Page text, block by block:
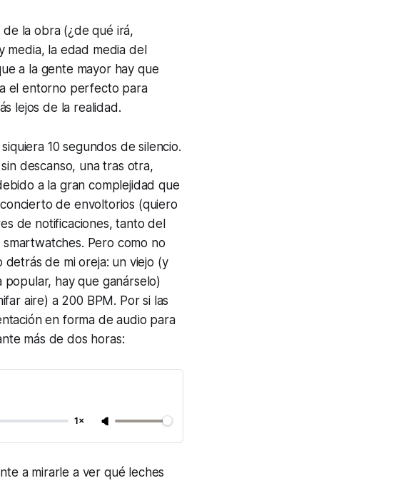
la obra (¿de qué irá,
media, la edad media del
a la gente mayor hay que
el entorno perfecto para
lejos de la realidad.
10 segundos de silencio.
descanso, una tras otra,
a la gran complejidad que
de envoltorios (quiero
de notificaciones, tanto del
smartwatches. Pero como no
de mi oreja: un viejo (y
hay que ganárselo)
aire) a 200 BPM. Por si las
en forma de audio para
más de dos horas:
1×
a mirarle a ver qué leches